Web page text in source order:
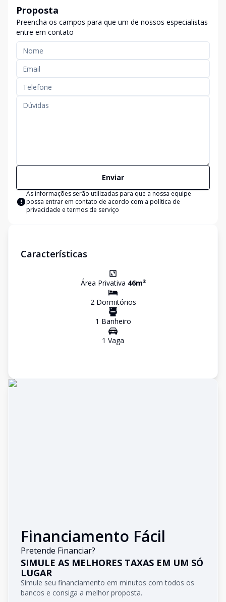
Proposta
Preencha os campos para que um de nossos especialistas
entre em contato
Enviar
As informações serão utilizadas para que a nossa equipe
possa entrar em contato de acordo com a política de
privacidade e termos de serviço
Características
Área Privativa 46m²
2Dormitórios
1 Banheiro
1 Vaga
Financiamento Fácil
Pretende Financiar?
SIMULE AS MELHORES TAXAS EM UM SÓ
LUGAR
Simule seu financiamento em minutos com todos os
bancos e consiga a melhor proposta.